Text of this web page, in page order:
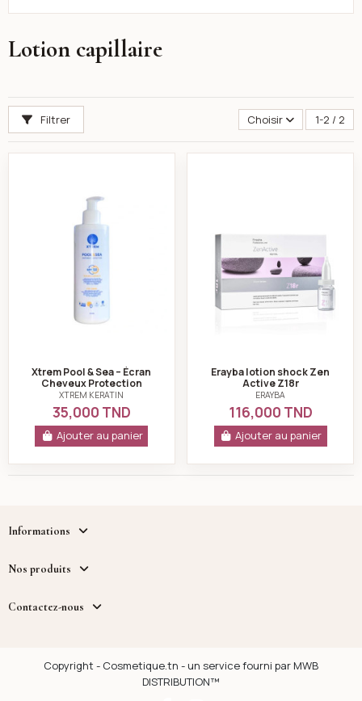
Lotion capillaire
Filtrer Choisir 1-2 / 2
Xtrem Pool & Sea – Écran
Cheveux Protection
Solaire SPF50+ – 250 ml
XTREM KERATIN
35,000 TND
Ajouter au panier
Erayba lotion shock Zen
Active Z18r
ERAYBA
116,000 TND
Ajouter au panier
Informations
Nos produits
Contactez-nous
Copyright - Cosmetique.tn - un service fourni par MWB
DISTRIBUTION™